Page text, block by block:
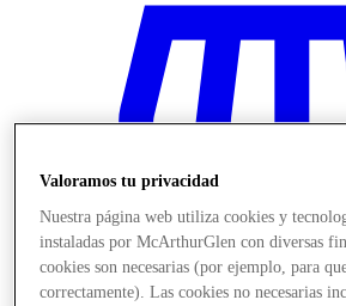
Valoramos tu privacidad
Nuestra página web utiliza cookies y
instaladas por McArthurGlen con diversas
cookies son necesarias (por ejemplo, para
correctamente). Las cookies no necesarias